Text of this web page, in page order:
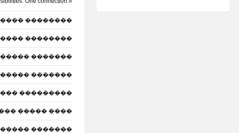
��������
��������
�������
�������
���������
����� ����
����� �������